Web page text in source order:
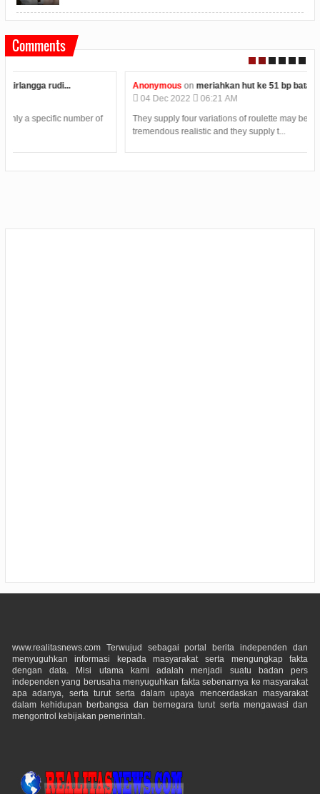
Comments
Anonymouson
meriahkan hut ke 51 bp batam adakan...
They supply four variations of roulette may be} all extremely
tremendous realistic and they supply t...
www.realitasnews.com Terwujud sebagai portal berita independen dan
menyuguhkan informasi kepada masyarakat serta mengungkap fakta
dengan data. Misi utama kami adalah menjadi suatu badan pers
independen yang berusaha menyuguhkan fakta sebenarnya ke masyarakat
apa adanya, serta turut serta dalam upaya mencerdaskan masyarakat
dalam kehidupan berbangsa dan bernegara turut serta mengawasi dan
mengontrol kebijakan pemerintah.